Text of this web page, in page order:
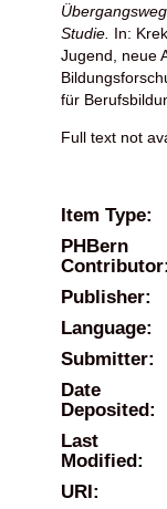
Studie. In:
Jugend, neue
für
Full text not
Item Type:
PHBern
Contributor:
Publisher:
Language:
Submitter:
Date
Deposited:
Last
Modified:
URI: